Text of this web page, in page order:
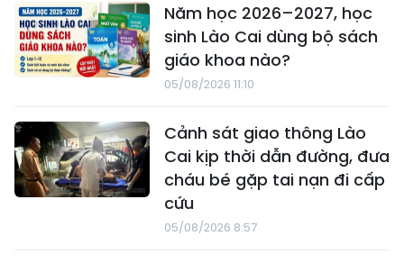
Năm học 2026–2027, học
sinh Lào Cai dùng bộ sách
giáo khoa nào?
05/08/2026 11:10
Cảnh sát giao thông Lào
Cai kịp thời dẫn đường, đưa
cháu bé gặp tai nạn đi cấp
cứu
05/08/2026 8:57